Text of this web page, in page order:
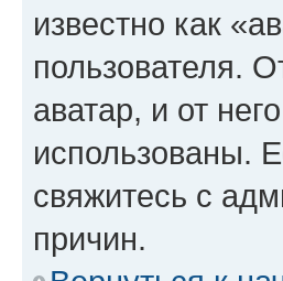
известно как
пользователя.
аватар, и от
использованы.
свяжитесь с
причин.